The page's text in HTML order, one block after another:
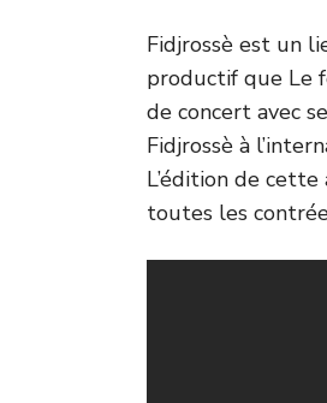
Fidjrossè est un
productif que Le
de concert avec
Fidjrossè à
L’édition de
toutes les